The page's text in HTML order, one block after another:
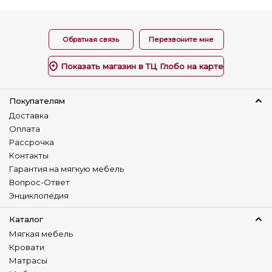
Обратная связь Перезвоните мне
Показать магазин в ТЦ Глобо на карте
Покупателям
Доставка
Оплата
Рассрочка
Контакты
Гарантия на мягкую мебель
Вопрос-Ответ
Энциклопедия
Каталог
Мягкая мебель
Кровати
Матрасы